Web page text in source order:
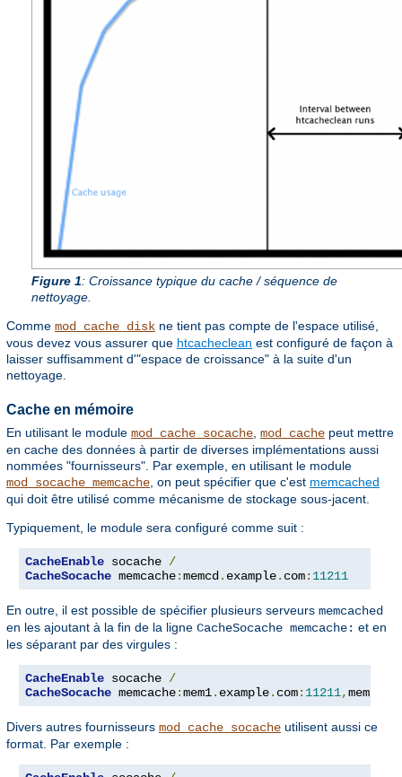
Figure 1: Croissance typique du cache / séquence de
nettoyage.
Comme mod_cache_disk ne tient pas compte de l'espace utilisé,
vous devez vous assurer que htcacheclean est configuré de façon à
laisser suffisamment d'"espace de croissance" à la suite d'un
nettoyage.
Cache en mémoire
En utilisant le module mod_cache_socache mod_cache peut mettre
en cache des données à partir de diverses implémentations aussi
nommées "fournisseurs". Par exemple, en utilisant le module
mod_socache_memcache , on peut spécifier que c'est memcached
qui doit être utilisé comme mécanisme de stockage sous-jacent.
Typiquement, le module sera configuré comme suit :
CacheEnable socache /
CacheSocache memcache:memcd. example. com: 11211
En outre, il est possible de spécifier plusieurs serveurs memcached
en les ajoutant à la fin de la ligne CacheSocache memcache: et en
les séparant par des virgules :
CacheEnable socache /
CacheSocache memcache:mem1. example. com: 11211,mem2
Divers autres fournisseurs mod_cache_socache utilisent aussi ce
format. Par exemple :